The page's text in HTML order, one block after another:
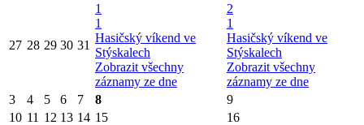
27 28 29 30 31
1
1
Hasičský víkend ve
Stýskalech
Zobrazit všechny
záznamy ze dne
2
1
Hasičský víkend ve
Stýskalech
Zobrazit všechny
záznamy ze dne
3
4 5 6 7 8
9
10 11 12 13 14 15
16